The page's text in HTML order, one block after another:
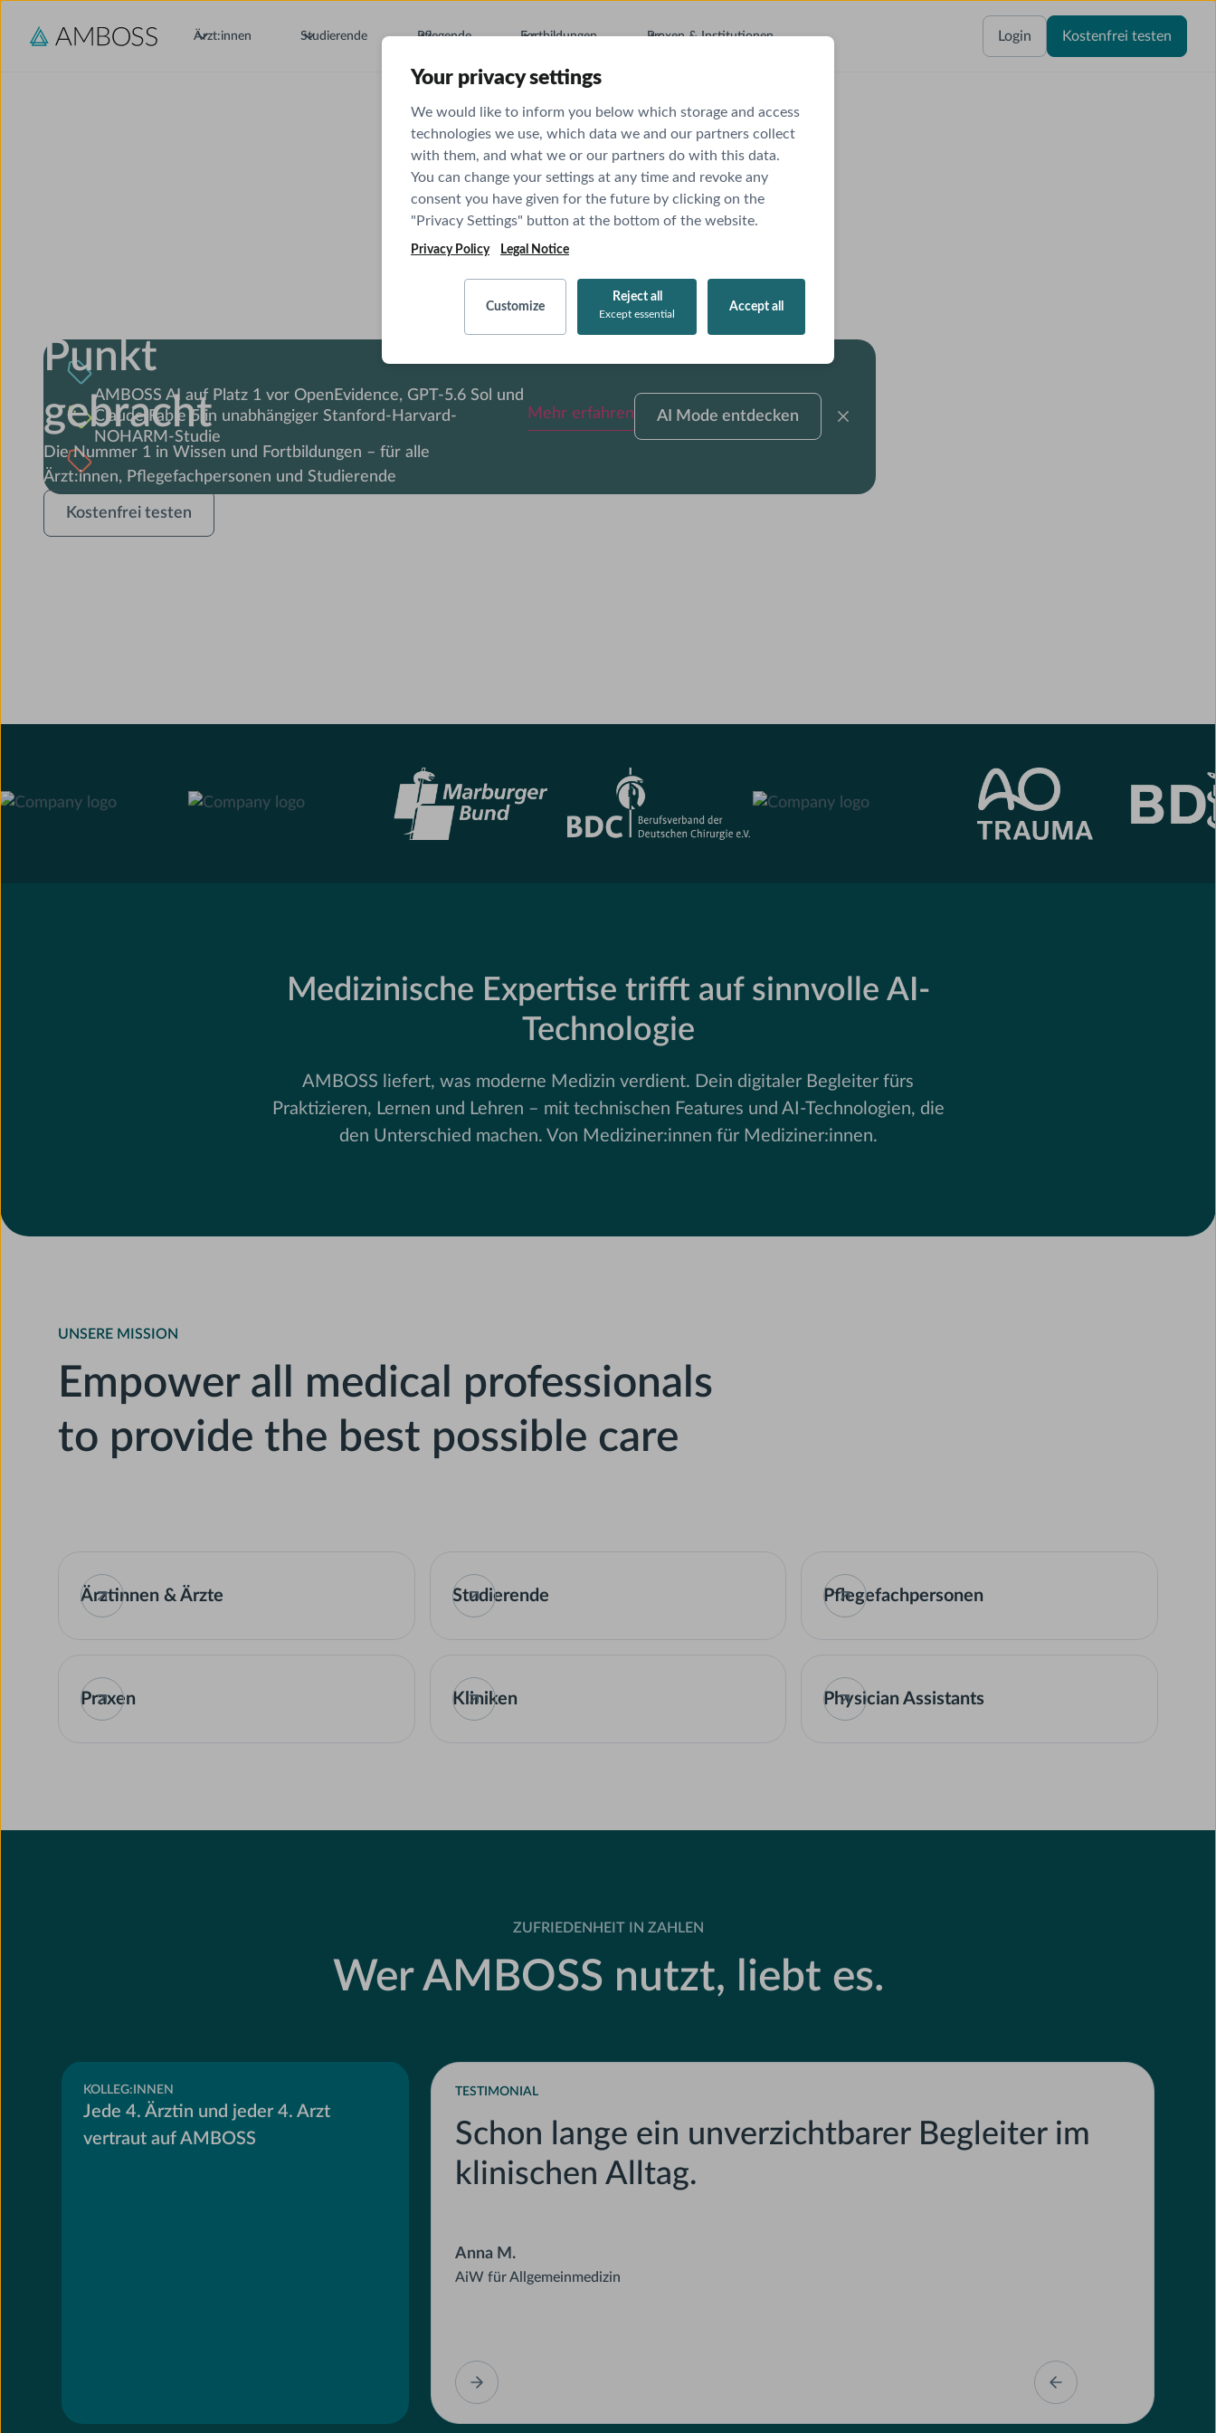
Your privacy settings
We would like to inform you below which storage and access
technologies we use, which data we and our partners collect
with them, and what we or our partners do with this data.
You can change your settings at any time and revoke any
consent you have given for the future by clicking on the
"Privacy Settings" button at the bottom of the website.
Privacy Policy Legal Notice
Customize
Reject all
Except essential
Accept all
Ärzt:innen Studierende Pflegende Fortbildungen Praxen & Institutionen Login Kostenfrei testen
AMBOSS AI auf Platz 1 vor OpenEvidence, GPT-5.6 Sol und
Claude Fable 5 in unabhängiger Stanford-Harvard-
NOHARM-Studie
Mehr erfahren
Mode
AI Mode entdecken
Punkt
gebracht
Die Nummer 1 in Wissen und Fortbildungen – für alle
Ärzt:innen, Pflegefachpersonen und Studierende
Kostenfrei
testen
Kostenfrei testen
Medizinische Expertise trifft auf sinnvolle AI-
Technologie
AMBOSS liefert, was moderne Medizin verdient. Dein digitaler Begleiter fürs
Praktizieren, Lernen und Lehren – mit technischen Features und AI-Technologien, die
den Unterschied machen. Von Mediziner:innen für Mediziner:innen.
UNSERE MISSION
Empower all medical professionals
to provide the best possible care
Ärztinnen & Ärzte Studierende Pflegefachpersonen
Praxen Kliniken Physician Assistants
ZUFRIEDENHEIT IN ZAHLEN
Wer AMBOSS nutzt, liebt es.
KOLLEG:INNEN
Jede 4. Ärztin und jeder 4. Arzt
vertraut auf AMBOSS
TESTIMONIAL
Schon lange ein unverzichtbarer Begleiter im
klinischen Alltag.
Anna M.
AiW für Allgemeinmedizin